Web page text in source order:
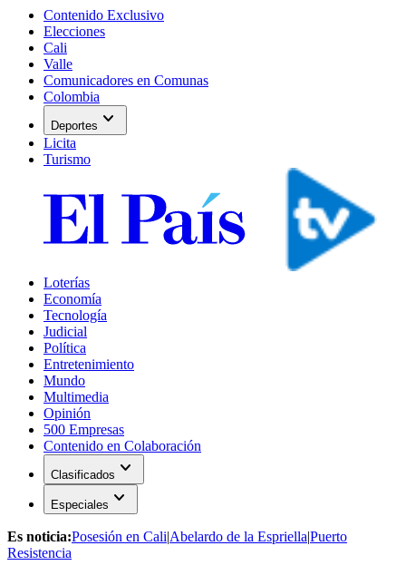
Contenido Exclusivo
Elecciones
Cali
Valle
Comunicadores en Comunas
Colombia
Deportes expand_more
Licita
Turismo
Loterías
Economía
Tecnología
Judicial
Política
Entretenimiento
Mundo
Multimedia
Opinión
500 Empresas
Contenido en Colaboración
Clasificados expand_more
Especiales expand_more
Es noticia:Posesión en Cali|Abelardo de la Espriella|Puerto
Resistencia